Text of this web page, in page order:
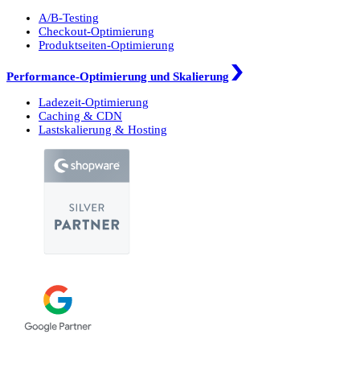
A/B-Testing
Checkout-Optimierung
Produktseiten-Optimierung
Performance-Optimierung und Skalierung
Ladezeit-Optimierung
Caching & CDN
Lastskalierung & Hosting